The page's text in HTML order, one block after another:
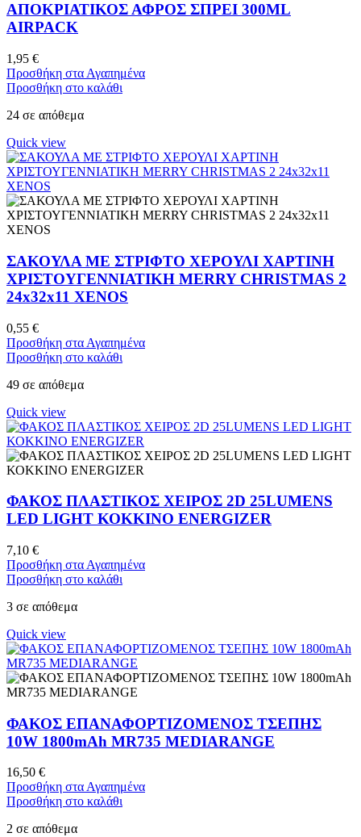
ΑΠΟΚΡΙΑΤΙΚΟΣ ΑΦΡΟΣ ΣΠΡΕΙ 300ML
AIRPACK
1,95 €
Προσθήκη στα Αγαπημένα
Προσθήκη στο καλάθι
24 σε απόθεμα
Quick view
ΣΑΚΟΥΛΑ ΜΕ ΣΤΡΙΦΤΟ ΧΕΡΟΥΛΙ ΧΑΡΤΙΝΗ
ΧΡΙΣΤΟΥΓΕΝΝΙΑΤΙΚΗ MERRY CHRISTMAS 2
24x32x11 XENOS
0,55 €
Προσθήκη στα Αγαπημένα
Προσθήκη στο καλάθι
49 σε απόθεμα
Quick view
ΦΑΚΟΣ ΠΛΑΣΤΙΚΟΣ ΧΕΙΡΟΣ 2D 25LUMENS
LED LIGHT ΚΟΚΚΙΝΟ ENERGIZER
7,10 €
Προσθήκη στα Αγαπημένα
Προσθήκη στο καλάθι
3 σε απόθεμα
Quick view
ΦΑΚΟΣ ΕΠΑΝΑΦΟΡΤΙΖΟΜΕΝΟΣ ΤΣΕΠΗΣ
10W 1800mAh MR735 MEDIARANGE
16,50 €
Προσθήκη στα Αγαπημένα
Προσθήκη στο καλάθι
2 σε απόθεμα